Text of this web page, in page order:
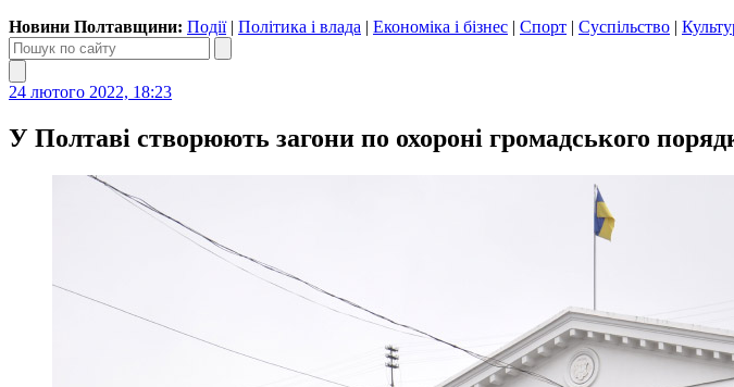
Новини Полтавщини: Події| Політика і влада | Економіка і бізнес | Спорт | Суспільство |
24 лютого 2022, 18:23
У Полтаві створюють загони по охороні громадського